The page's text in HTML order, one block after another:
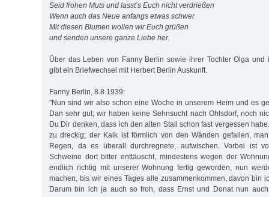
Seid frohen Muts und lasst’s Euch nicht verdrießen
Wenn auch das Neue anfangs etwas schwer
Mit diesen Blumen wollen wir Euch grüßen
und senden unsere ganze Liebe her.
Über das Leben von Fanny Berlin sowie ihrer Tochter Olga und
gibt ein Briefwechsel mit Herbert Berlin Auskunft.
Fanny Berlin, 8.8.1939:
"Nun sind wir also schon eine Woche in unserem Heim und es
Dan sehr gut; wir haben keine Sehnsucht nach Ohlsdorf, noch
Du Dir denken, dass ich den alten Stall schon fast vergessen
zu dreckig; der Kalk ist förmlich von den Wänden gefallen,
Regen, da es überall durchregnete, aufwischen. Vorbei ist
Schweine dort bitter enttäuscht, mindestens wegen der
endlich richtig mit unserer Wohnung fertig geworden, nun
machen, bis wir eines Tages alle zusammenkommen, davon bin
Darum bin ich ja auch so froh, dass Ernst und Donat nun